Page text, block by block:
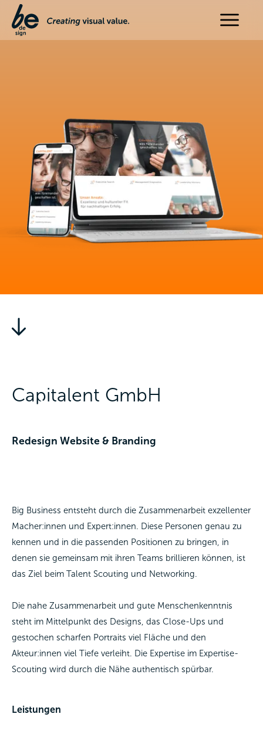
Capitalent GmbH
Redesign Website & Branding
Big Business entsteht durch die Zusammenarbeit exzellenter
Macher:innen und Expert:innen. Diese Personen genau zu
kennen und in die passenden Positionen zu bringen, in
denen sie gemeinsam mit ihren Teams brillieren können, ist
das Ziel beim Talent Scouting und Networking.
Die nahe Zusammenarbeit und gute Menschenkenntnis
steht im Mittelpunkt des Designs, das Close-Ups und
gestochen scharfen Portraits viel Fläche und den
Akteur:innen viel Tiefe verleiht. Die Expertise im Expertise-
Scouting wird durch die Nähe authentisch spürbar.
Leistungen